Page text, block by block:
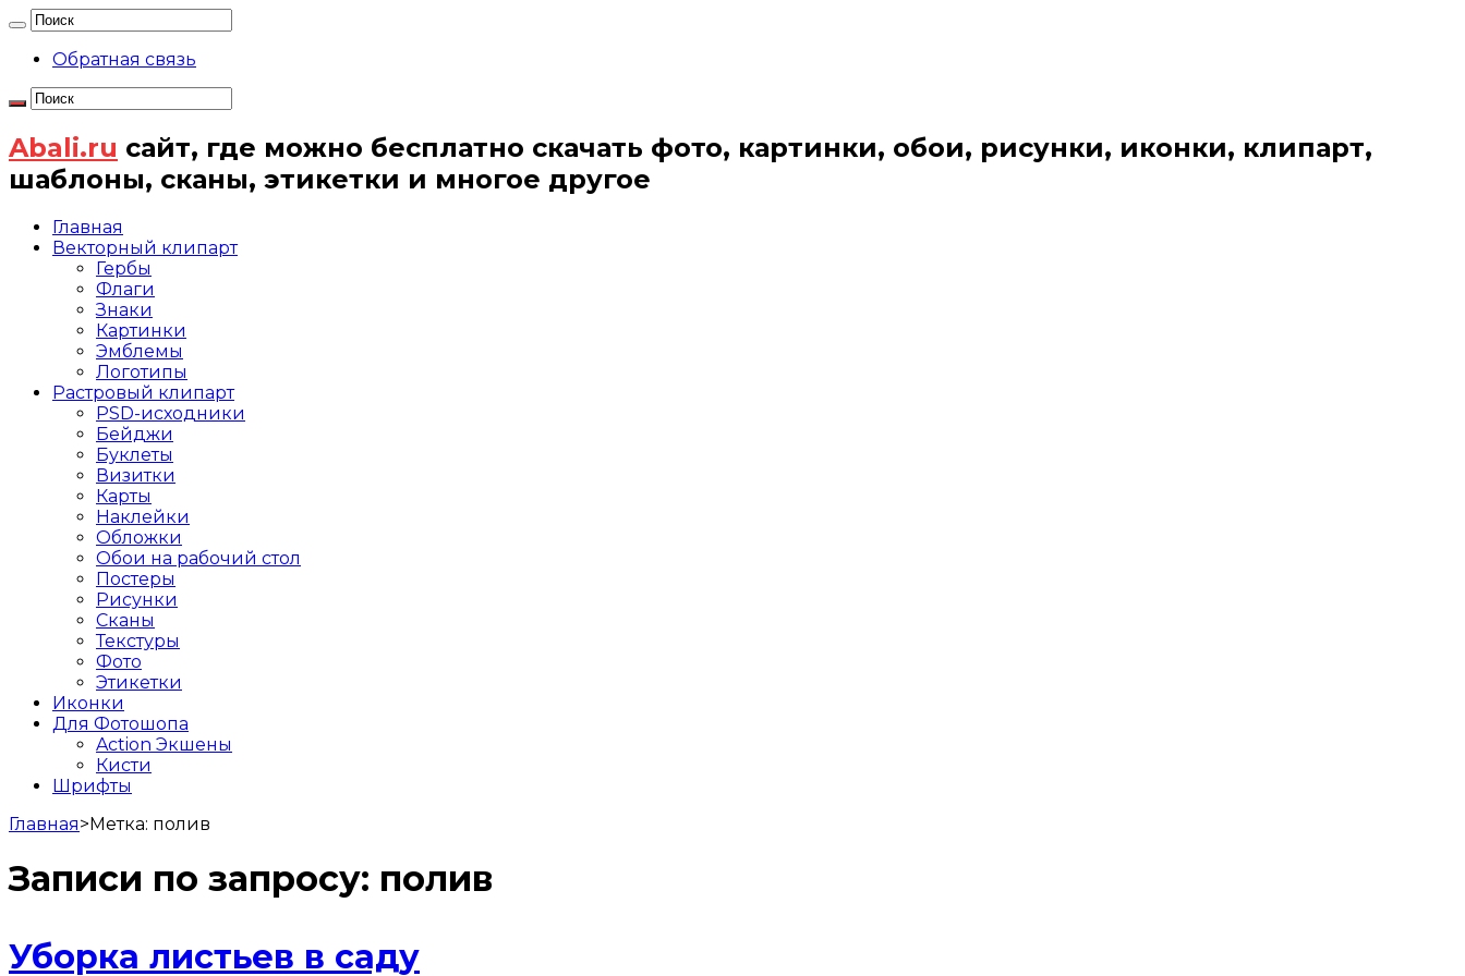
Обратная связь
Abali.ru сайт, где можно бесплатно скачать фото, картинки, обои, рисунки, иконки, клипарт,
шаблоны, сканы, этикетки и многое другое
Главная
Векторный клипарт
Гербы
Флаги
Знаки
Картинки
Эмблемы
Логотипы
Растровый клипарт
PSD-исходники
Бейджи
Буклеты
Визитки
Карты
Наклейки
Обложки
Обои на рабочий стол
Постеры
Рисунки
Сканы
Текстуры
Фото
Этикетки
Иконки
Для Фотошопа
Action Экшены
Кисти
Шрифты
Главная>Метка: полив
Записи по запросу: полив
Уборка листьев в саду